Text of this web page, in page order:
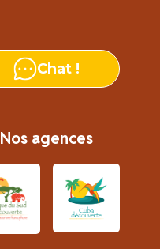
Chat !
Nos agences